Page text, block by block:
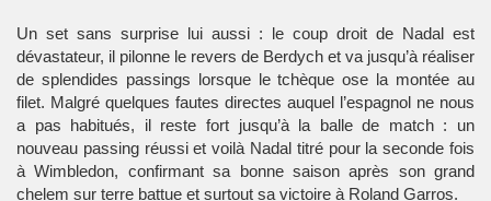
Un set sans surprise lui aussi : le coup droit de Nadal est
dévastateur, il pilonne le revers de Berdych et va jusqu’à réaliser
de splendides passings lorsque le tchèque ose la montée au
filet. Malgré quelques fautes directes auquel l’espagnol ne nous
a pas habitués, il reste fort jusqu’à la balle de match : un
nouveau passing réussi et voilà Nadal titré pour la seconde fois
à Wimbledon, confirmant sa bonne saison après son grand
chelem sur terre battue et surtout sa victoire à Roland Garros.